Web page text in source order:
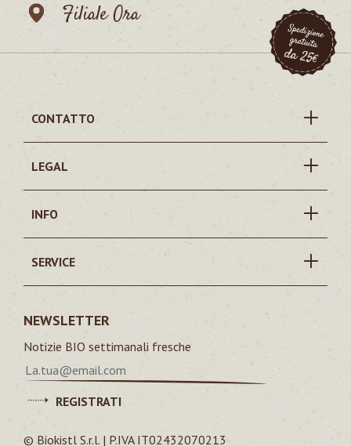
Filiale Ora
CONTATTO
LEGAL
INFO
SERVICE
NEWSLETTER
Notizie BIO settimanali fresche
REGISTRATI
© Biokistl S.r.l. | P.IVA IT02432070213